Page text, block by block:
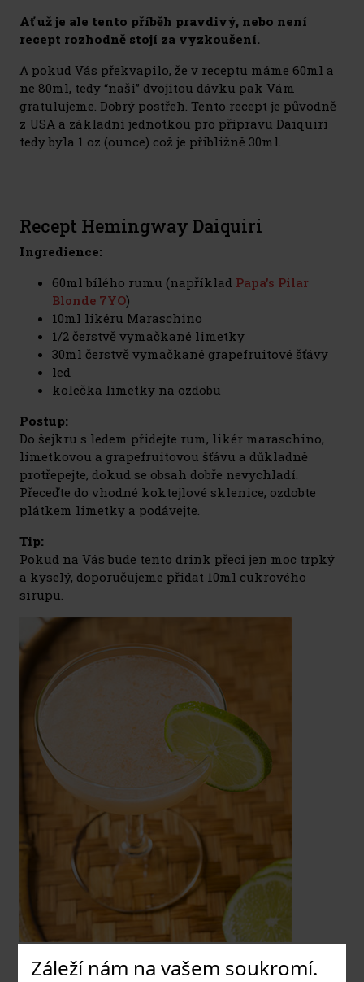
Záleží nám na vašem soukromí.
Ať už je ale tento příběh pravdivý, nebo není
recept rozhodně stojí za vyzkoušení.
A pokud Vás překvapilo, že v receptu máme 60ml a
ne 80ml, tedy “naši” dvojitou dávku pak Vám
gratulujeme. Dobrý postřeh. Tento recept je původně
z USA a základní jednotkou pro přípravu Daiquiri
tedy byla 1 oz (ounce) což je přibližně 30ml.
Recept Hemingway Daiquiri
Ingredience:
60ml bílého rumu (například Papa's Pilar
Blonde 7YO)
10ml likéru Maraschino
1/2 čerstvě vymačkané limetky
30ml čerstvě vymačkané grapefruitové šťávy
led
kolečka limetky na ozdobu
Postup:
Do šejkru s ledem přidejte rum, likér maraschino,
limetkovou a grapefruitovou šťávu a důkladně
protřepejte, dokud se obsah dobře nevychladí.
Přeceďte do vhodné koktejlové sklenice, ozdobte
plátkem limetky a podávejte.
Tip:
Pokud na Vás bude tento drink přeci jen moc trpký
a kyselý, doporučujeme přidat 10ml cukrového
sirupu.